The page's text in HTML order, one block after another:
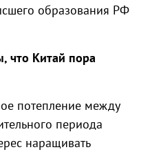
образования РФ
что Китай пора
потепление между
периода
наращивать